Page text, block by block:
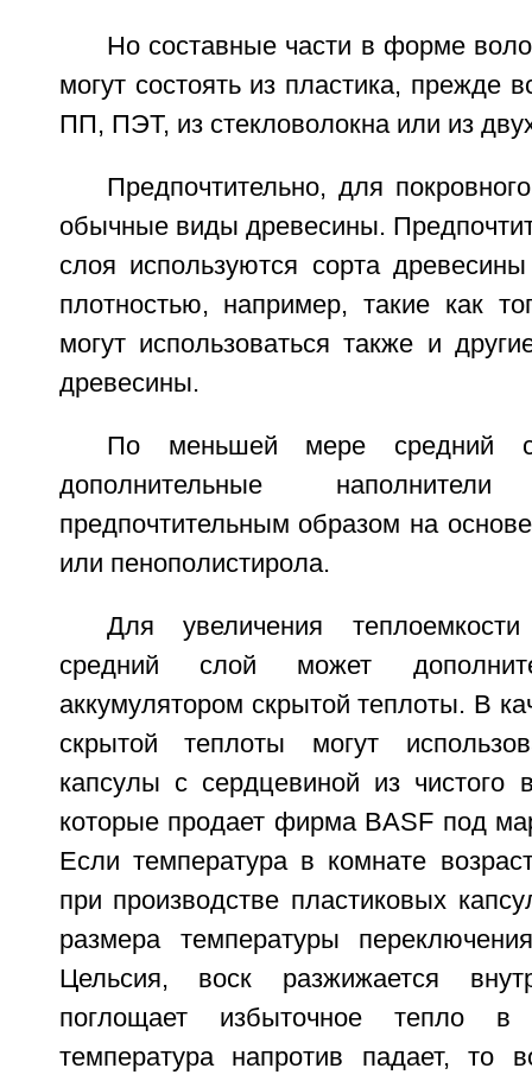
Но составные части в форме
могут состоять из пластика, прежде
ПП, ПЭТ, из стекловолокна или из
Предпочтительно, для
обычные виды древесины.
слоя используются сорта
плотностью, например, такие как
могут использоваться также и
древесины.
По меньшей мере средний
дополнительные
предпочтительным образом на
или пенополистирола.
Для увеличения
средний слой может
аккумулятором скрытой теплоты. В
скрытой теплоты могут
капсулы с сердцевиной из чистого
которые продает фирма BASF под
Если температура в комнате
при производстве пластиковых
размера температуры
Цельсия, воск разжижается
поглощает избыточное тепло
температура напротив падает, то